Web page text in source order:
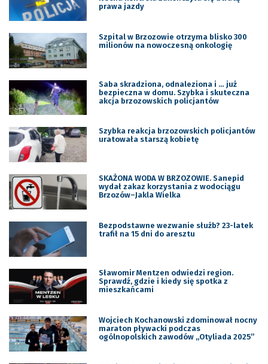
prawa jazdy
Szpital w Brzozowie otrzyma blisko 300
milionów na nowoczesną onkologię
Saba skradziona, odnaleziona i … już
bezpieczna w domu. Szybka i skuteczna
akcja brzozowskich policjantów
Szybka reakcja brzozowskich policjantów
uratowała starszą kobietę
SKAŻONA WODA W BRZOZOWIE. Sanepid
wydał zakaz korzystania z wodociągu
Brzozów–Jakla Wielka
Bezpodstawne wezwanie służb? 23-latek
trafił na 15 dni do aresztu
Sławomir Mentzen odwiedzi region.
Sprawdź, gdzie i kiedy się spotka z
mieszkańcami
Wojciech Kochanowski zdominował nocny
maraton pływacki podczas
ogólnopolskich zawodów „Otyliada 2025”